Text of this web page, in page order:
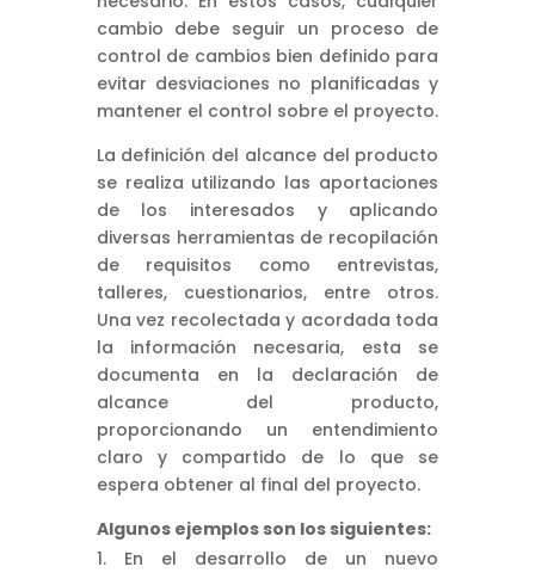
cambio debe seguir un proceso de
control de cambios bien definido para
evitar desviaciones no planificadas y
mantener el control sobre el proyecto.
La definición del alcance del producto
se realiza utilizando las aportaciones
de los interesados y aplicando
diversas herramientas de recopilación
de requisitos como entrevistas,
talleres, cuestionarios, entre otros.
Una vez recolectada y acordada toda
la información necesaria, esta se
documenta en la declaración de
alcance del producto,
proporcionando un entendimiento
claro y compartido de lo que se
espera obtener al final del proyecto.
Algunos ejemplos son los siguientes:
En el desarrollo de un nuevo